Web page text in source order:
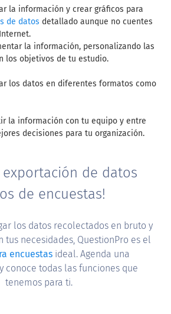
la información y crear gráficos para
de datos detallado aunque no cuentes
la información, personalizando las
los objetivos de tu estudio.
los datos en diferentes formatos como
la información con tu equipo y entre
decisiones para tu organización.
exportación de datos
de encuestas!
los datos recolectados en bruto y
tus necesidades, QuestionPro es el
encuestasideal. Agenda una
conoce todas las funciones que
tenemos para ti.